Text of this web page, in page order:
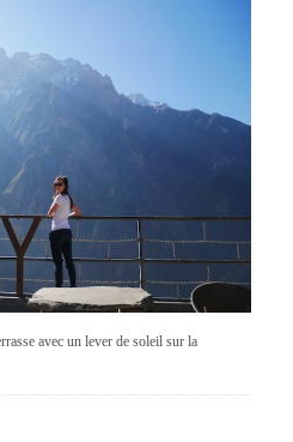
avec un lever de soleil sur la